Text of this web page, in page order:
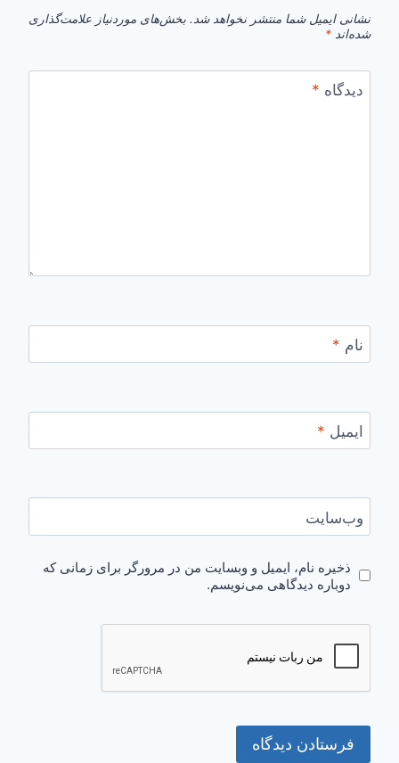
نشانی ایمیل شما منتشر نخواهد شد. بخش‌های موردنیاز علامت‌گذاری
شده‌اند *
دیدگاه *
نام *
ایمیل *
وب‌سایت
ذخیره نام، ایمیل و وبسایت من در مرورگر برای زمانی که
دوباره دیدگاهی می‌نویسم.